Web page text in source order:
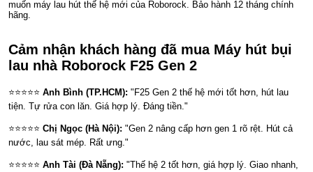
muốn máy lau hút thế hệ mới của Roborock. Bảo hành 12 tháng chính
hãng.
Cảm nhận khách hàng đã mua Máy hút bụi
lau nhà Roborock F25 Gen 2
⭐⭐⭐⭐⭐ Anh Bình (TP.HCM): "F25 Gen 2 thế hệ mới tốt hơn, hút lau
tiện. Tự rửa con lăn. Giá hợp lý. Đáng tiền."
⭐⭐⭐⭐⭐ Chị Ngọc (Hà Nội): "Gen 2 nâng cấp hơn gen 1 rõ rệt. Hút cả
nước, lau sát mép. Rất ưng."
⭐⭐⭐⭐⭐ Anh Tài (Đà Nẵng): "Thế hệ 2 tốt hơn, giá hợp lý. Giao nhanh,